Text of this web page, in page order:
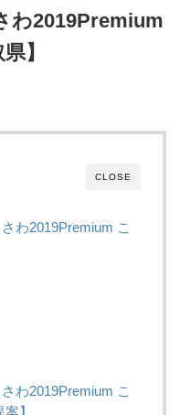
わ2019Premium
】
CLOSE
わ2019Premium こ
わ2019Premium こ
】